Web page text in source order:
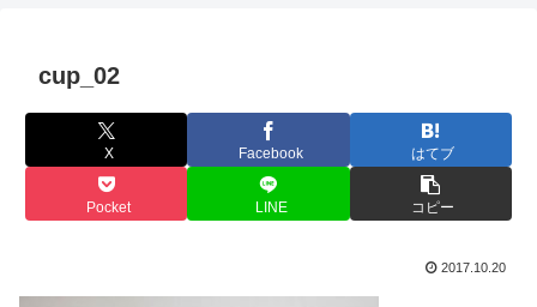
cup_02
X Facebook はてブ
Pocket LINE コピー
2017.10.20